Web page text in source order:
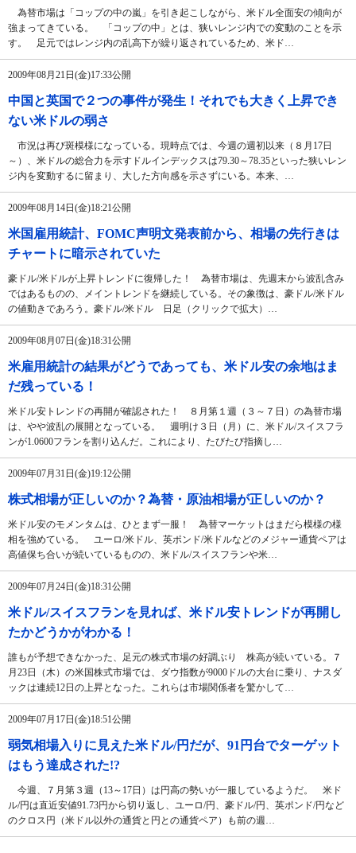
為替市場は「コップの中の嵐」を引き起こしながら、米ドル全面安の傾向が
強まってきている。 「コップの中」とは、狭いレンジ内での変動のことを示
す。 足元ではレンジ内の乱高下が繰り返されているため、米ド…
2009年08月21日(金)17:33公開
中国と英国で２つの事件が発生！それでも大きく上昇でき
ない米ドルの弱さ
市況は再び斑模様になっている。現時点では、今週の週初以来（８月17日
～）、米ドルの総合力を示すドルインデックスは79.30～78.35といった狭いレン
ジ内を変動するに留まり、大した方向感を示さずにいる。本来、…
2009年08月14日(金)18:21公開
米国雇用統計、FOMC声明文発表前から、相場の先行きは
チャートに暗示されていた
豪ドル/米ドルが上昇トレンドに復帰した！ 為替市場は、先週末から波乱含み
ではあるものの、メイントレンドを継続している。その象徴は、豪ドル/米ドル
の値動きであろう。豪ドル/米ドル 日足（クリックで拡大）…
2009年08月07日(金)18:31公開
米雇用統計の結果がどうであっても、米ドル安の余地はま
だ残っている！
米ドル安トレンドの再開が確認された！ ８月第１週（３～７日）の為替市場
は、やや波乱の展開となっている。 週明け３日（月）に、米ドル/スイスフラ
ンが1.0600フランを割り込んだ。これにより、たびたび指摘し…
2009年07月31日(金)19:12公開
株式相場が正しいのか？為替・原油相場が正しいのか？
米ドル安のモメンタムは、ひとまず一服！ 為替マーケットはまだら模様の様
相を強めている。 ユーロ/米ドル、英ポンド/米ドルなどのメジャー通貨ペアは
高値保ち合いが続いているものの、米ドル/スイスフランや米…
2009年07月24日(金)18:31公開
米ドル/スイスフランを見れば、米ドル安トレンドが再開し
たかどうかがわかる！
誰もが予想できなかった、足元の株式市場の好調ぶり 株高が続いている。７
月23日（木）の米国株式市場では、ダウ指数が9000ドルの大台に乗り、ナスダ
ックは連続12日の上昇となった。これらは市場関係者を驚かして…
2009年07月17日(金)18:51公開
弱気相場入りに見えた米ドル/円だが、91円台でターゲット
はもう達成された!?
今週、７月第３週（13～17日）は円高の勢いが一服しているようだ。 米ド
ル/円は直近安値91.73円から切り返し、ユーロ/円、豪ドル/円、英ポンド/円など
のクロス円（米ドル以外の通貨と円との通貨ペア）も前の週…